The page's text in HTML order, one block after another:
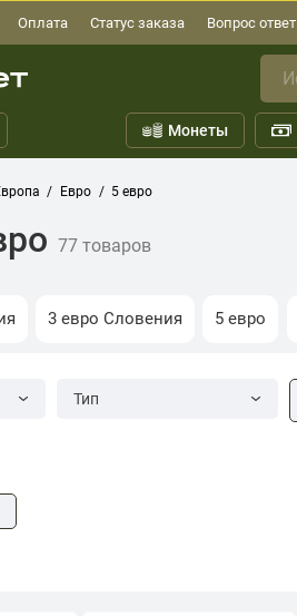
Оплата Статус заказа Вопрос ответ
Монеты
Евро 5 евро
77 товаров
3 евро Словения 5 евро
Тип